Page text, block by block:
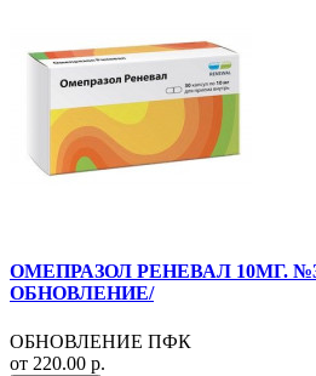
ОМЕПРАЗОЛ РЕНЕВАЛ 10МГ.
ОБНОВЛЕНИЕ/
ОБНОВЛЕНИЕ ПФК
от 220.00 р.